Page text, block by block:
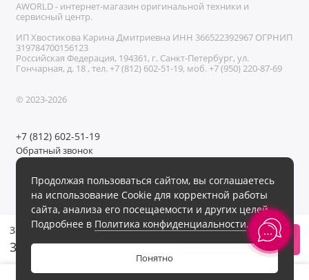
0
Защитное стекло Premium Глазурь на iPhone 16 Pro/17 Pro/17
3 090р.
Продолжая пользоваться сайтом, вы соглашаетесь
на использование Cookie для корректной работы
сайта, анализа его посещаемости и других целей.
Подробнее в Политика конфиденциальности.
Понятно
AWORLD - интернет-магазин оригинальной техники и
сервисный центр.
ИП Хвостикова Карина Дмитриевна ИНН 366522392967 ОГРНИП
319784700156123
Российская Федерация, 194361, г. Санкт-Петербург, ул.
Гончарная, д. 18 , тел. +7 (812) 602-51-19, моб. +7 (950) 220-87-69
© 2023-2026
+7 (812) 602-51-19
Обратный звонок
Мы в сети